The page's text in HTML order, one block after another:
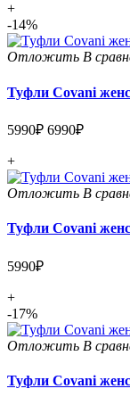
+
-14%
Отложить В
Туфли Covani
5990₽ 6990₽
+
Отложить В
Туфли Covani
5990₽
+
-17%
Отложить В
Туфли Covani